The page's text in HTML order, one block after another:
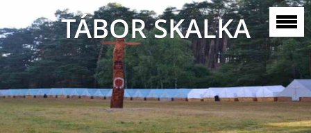
TÁBOR SKALKA